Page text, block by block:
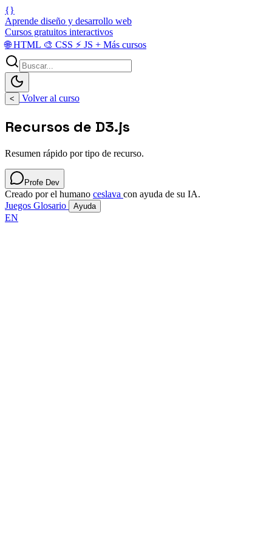
{}
Aprende diseño y desarrollo web
Cursos gratuitos interactivos
🌐HTML 🎨 CSS ⚡ JS + Más cursos
< Volver al curso
Recursos de D3.js
Resumen rápido por tipo de recurso.
Profe Dev
Creado por el humano ceslava con ayuda de su IA.
Juegos Glosario Ayuda
EN